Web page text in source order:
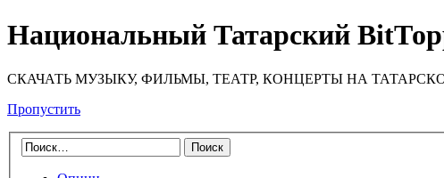
Национальный Татарский
СКАЧАТЬ МУЗЫКУ, ФИЛЬМЫ, ТЕАТР, КОНЦЕРТЫ НА
Пропустить